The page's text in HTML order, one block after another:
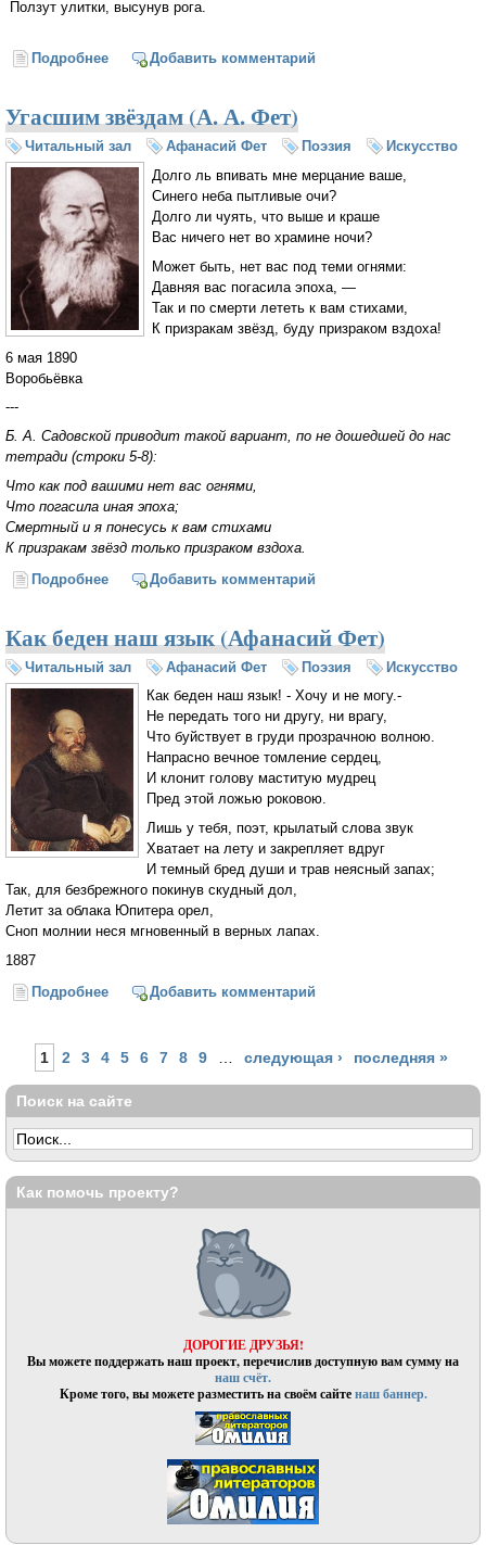
Ползут улитки, высунув рога.
Подробнее о Засуха (Николай Заболоцкий)
Добавить комментарий
Угасшим звёздам (А. А. Фет)
Читальный зал Афанасий Фет Поэзия
Искусство
Долго ль впивать мне мерцание ваше,
Синего неба пытливые очи?
Долго ли чуять, что выше и краше
Вас ничего нет во храмине ночи?
Может быть, нет вас под теми огнями:
Давняя вас погасила эпоха, —
Так и по смерти лететь к вам стихами,
К призракам звёзд, буду призраком вздоха!
6 мая 1890
Воробьёвка
---
Б. А. Садовской приводит такой вариант, по не дошедшей до нас
тетради (строки 5-8):
Что как под вашими нет вас огнями,
Что погасила иная эпоха;
Смертный и я понесусь к вам стихами
К призракам звёзд только призраком вздоха.
Подробнее о Угасшим звёздам (А. А. Фет)
Добавить комментарий
Как беден наш язык (Афанасий Фет)
Читальный зал Афанасий Фет Поэзия
Искусство
Как беден наш язык! - Хочу и не могу.-
Не передать того ни другу, ни врагу,
Что буйствует в груди прозрачною волною.
Напрасно вечное томление сердец,
И клонит голову маститую мудрец
Пред этой ложью роковою.
Лишь у тебя, поэт, крылатый слова звук
Хватает на лету и закрепляет вдруг
И темный бред души и трав неясный запах;
Так, для безбрежного покинув скудный дол,
Летит за облака Юпитера орел,
Сноп молнии неся мгновенный в верных лапах.
1887
Подробнее о Как беден наш язык (Афанасий Фет)
Добавить комментарий
Страницы
1 2 3 4 5 6 7 8 9 следующая › последняя »
Поиск на сайте
Как помочь проекту?
ДОРОГИЕ ДРУЗЬЯ!
Вы можете поддержать наш проект, перечислив доступную вам сумму на
наш счёт.
Кроме того, вы можете разместить на своём сайтенаш баннер.